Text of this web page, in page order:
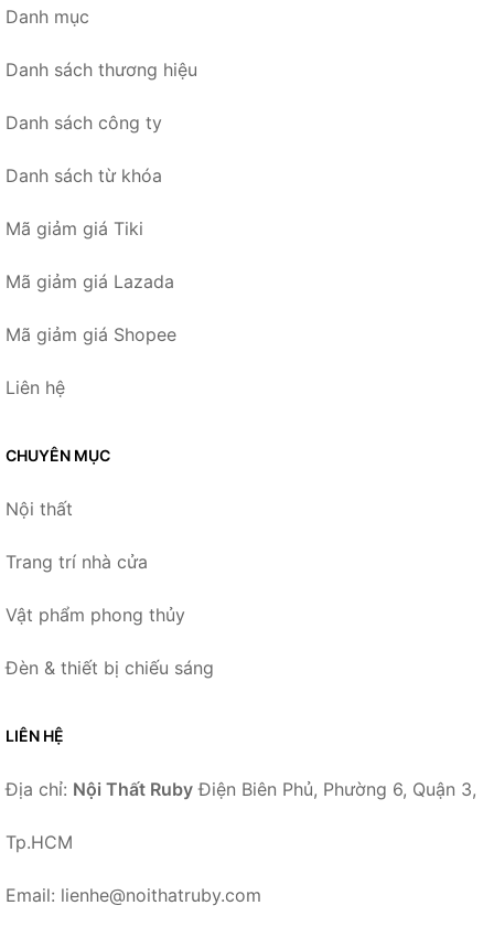
Danh mục
Danh sách thương hiệu
Danh sách công ty
Danh sách từ khóa
Mã giảm giá Tiki
Mã giảm giá Lazada
Mã giảm giá Shopee
Liên hệ
CHUYÊN MỤC
Nội thất
Trang trí nhà cửa
Vật phẩm phong thủy
Đèn & thiết bị chiếu sáng
LIÊN HỆ
Địa chỉ: Nội Thất Ruby Điện Biên Phủ, Phường 6, Quận 3,
Tp.HCM
Email: lienhe@noithatruby.com